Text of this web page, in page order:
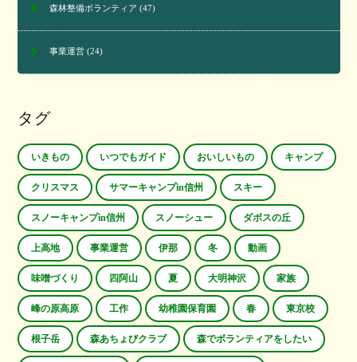
森林整備ボランティア (47)
事業運営(24)
タグ
いきもの いつでもガイド おいしいもの キャンプ
クリスマス サマーキャンプin信州 スキー
スノーキャンプin信州 スノーシュー ダボスの丘
上高地 事業運営 伊那 冬 動画
味噌づくり 四阿山 夏 大明神沢 家族
峰の原高原 工作 幼稚園保育園 春 東京校
根子岳 森あちょびクラブ 森でボランティアをしたい